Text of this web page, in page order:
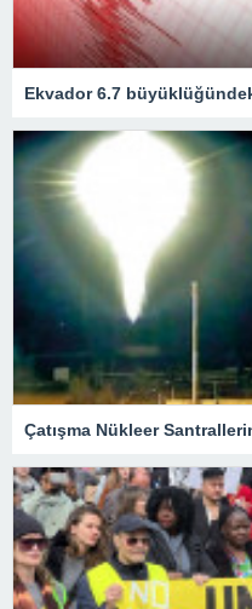
Ekvador 6.7
Çatışma Nükleer